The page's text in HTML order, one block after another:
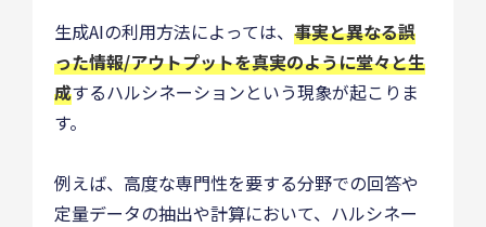
生成AIの利用方法によっては、 事実と異なる誤
った情報/アウトプットを真実のように堂々と生
成するハルシネーションという現象が起こりま
す。
例えば、高度な専門性を要する分野での回答や
定量データの抽出や計算において、ハルシネー